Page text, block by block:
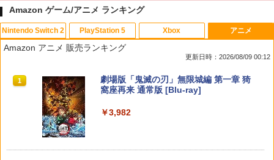
1
【7週連続1位】inklink公式 Switch / Sw
itch2 コントローラー 最新モデル 最新フ
ァームウェア プロコン プロコン2 プロコ
h コントローラー ワイヤレスコントロー
ラー 連射機能 ワイヤレス switch2コン
1
鬼エイム 指サック ゲーム スマホ ゲーミ
ング FPS 音ゲー 荒野行動 PUBG Apex
CoD 高感度 銀繊維 手汗対策 鬼サック 6
￥1,280
ZERO／PS5
1
劇場版「鬼滅の刃」無限城編 第一章 猗
窩座再来(通常版)【Blu-ray】 [ 吾峠呼世
￥3,960
定版]＜Blu-ray＞（代引き不可）6552
Amazon ゲーム/アニメ ランキング
Nintendo Switch 2
1
スプラトゥーン レイダース|オンライン
コード版
￥5,832
PlayStation 5
1
PlayStation 5 デジタル・エディション
日本語専用 Console Language: Japan
Xbox
1
【純正品】Xbox ワイヤレス コントロー
ラー + USB-C® ケーブル
￥8,300
アニメ
Amazon アニメ 販売ランキング
更新日時：2026/08/09 00:12
1
劇場版「鬼滅の刃」無限城編 第一章 猗
窩座再来 通常版 [Blu-ray]
￥3,982